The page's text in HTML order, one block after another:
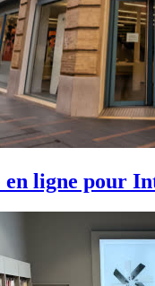
ligne pour